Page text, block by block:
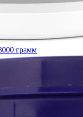
грамм